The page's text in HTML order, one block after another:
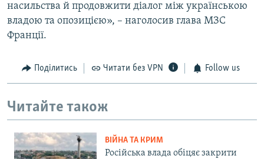
насильства й продовжити діалог між українською
владою та опозицією», – наголосив глава МЗС
Франції.
Поділитись Читати без VPN Follow us
Читайте також
ВІЙНА ТА КРИМ
Російська влада обіцяє закрити